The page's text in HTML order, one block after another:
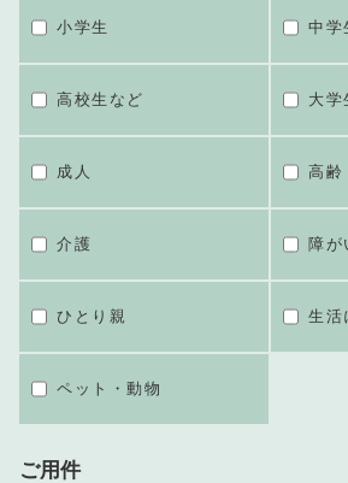
小学生 中学
高校生など 大学
成人 高齢
介護 障が
ひとり親 生活
ペット・動物
ご用件